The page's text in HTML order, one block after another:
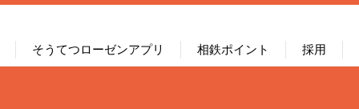
そうてつローゼンアプリ 相鉄ポイント 採用